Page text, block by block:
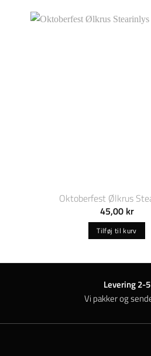
Oktoberfest Ølkrus
45,00 kr
Tilføj til kurv
Levering 2-
Vi pakker og